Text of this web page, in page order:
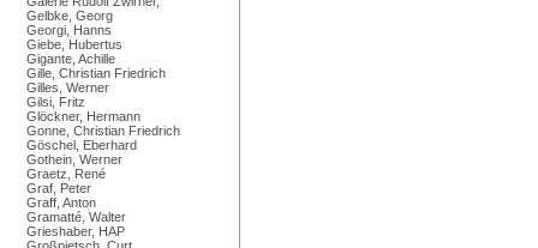
Gelbke, Georg
Georgi, Hanns
Giebe, Hubertus
Gigante, Achille
Gille, Christian Friedrich
Gilles, Werner
Gilsi, Fritz
Glöckner, Hermann
Gonne, Christian Friedrich
Göschel, Eberhard
Gothein, Werner
Graetz, René
Graf, Peter
Graff, Anton
Gramatté, Walter
Grieshaber, HAP